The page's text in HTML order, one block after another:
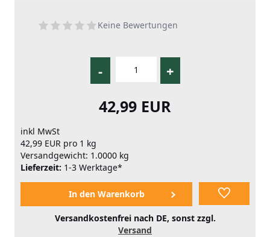
Keine Bewertungen
- +
42,99 EUR
inkl MwSt
42,99 EUR pro 1 kg
Versandgewicht: 1.0000 kg
Lieferzeit: 1-3 Werktage*
Versandkostenfrei nach DE, sonst zzgl.
Versand